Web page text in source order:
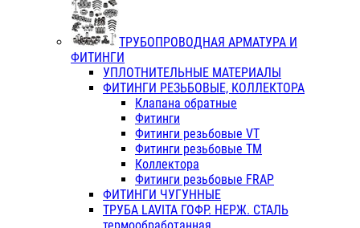
ТРУБОПРОВОДНАЯ АРМАТУРА И
ФИТИНГИ
УПЛОТНИТЕЛЬНЫЕ МАТЕРИАЛЫ
ФИТИНГИ РЕЗЬБОВЫЕ, КОЛЛЕКТОРА
Клапана обратные
Фитинги
Фитинги резьбовые VT
Фитинги резьбовые ТМ
Коллектора
Фитинги резьбовые FRAP
ФИТИНГИ ЧУГУННЫЕ
ТРУБА LAVITA ГОФР. НЕРЖ. СТАЛЬ